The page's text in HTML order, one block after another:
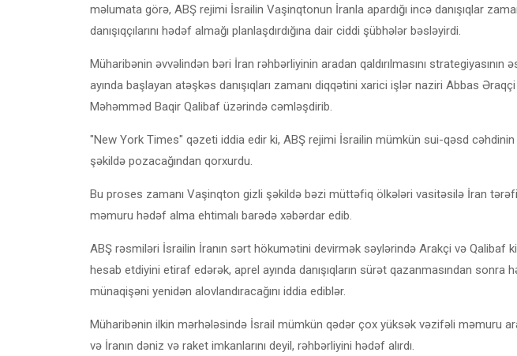
məlumata görə, ABŞ rejimi İsrailin Vaşinqtonun İranla apardığı incə danışıqlar
danışıqçılarını hədəf almağı planlaşdırdığına dair ciddi şübhələr bəsləyirdi.
Müharibənin əvvəlindən bəri İran rəhbərliyinin aradan qaldırılmasını strategiyasının
ayında başlayan atəşkəs danışıqları zamanı diqqətini xarici işlər naziri Abbas
Məhəmməd Baqir Qalibaf üzərində cəmləşdirib.
"New York Times" qəzeti iddia edir ki, ABŞ rejimi İsrailin mümkün sui-qəsd cəhdinin
şəkildə pozacağından qorxurdu.
Bu proses zamanı Vaşinqton gizli şəkildə bəzi müttəfiq ölkələri vasitəsilə İran
məmuru hədəf alma ehtimalı barədə xəbərdar edib.
ABŞ rəsmiləri İsrailin İranın sərt hökumətini devirmək səylərində Arakçi və Qalibaf
hesab etdiyini etiraf edərək, aprel ayında danışıqların sürət qazanmasından sonra
münaqişəni yenidən alovlandıracağını iddia ediblər.
Müharibənin ilkin mərhələsində İsrail mümkün qədər çox yüksək vəzifəli məmuru
və İranın dəniz və raket imkanlarını deyil, rəhbərliyini hədəf alırdı.